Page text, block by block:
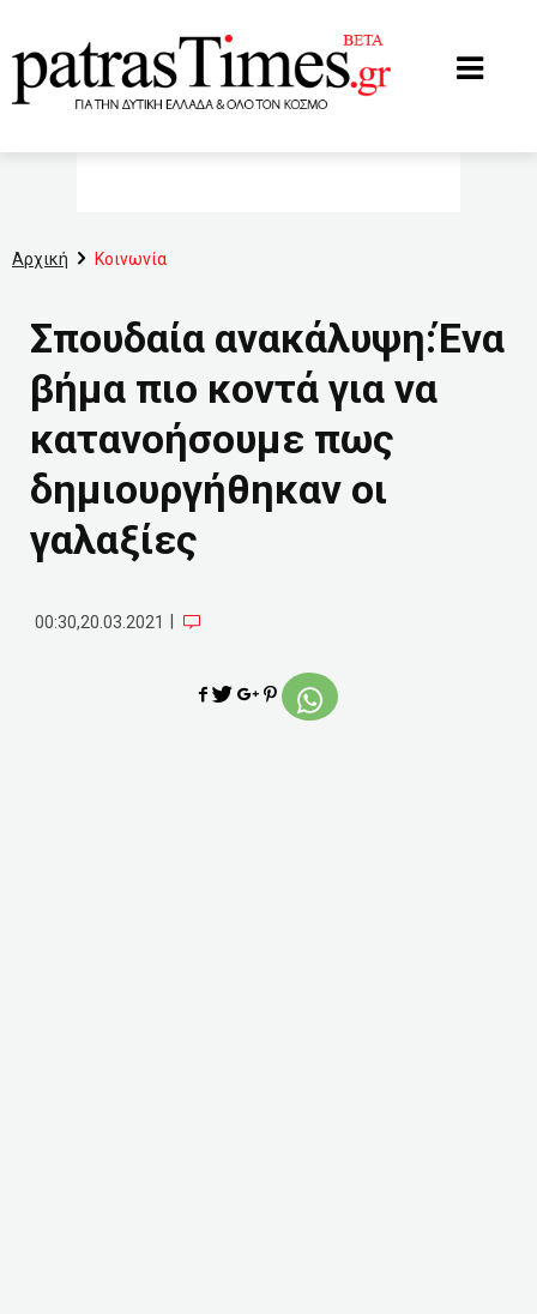
Αρχική Κοινωνία
Σπουδαία ανακάλυψη:Ένα
βήμα πιο κοντά για να
κατανοήσουμε πως
δημιουργήθηκαν οι
γαλαξίες
00:30,20.03.2021